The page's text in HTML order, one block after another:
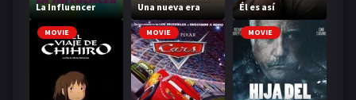
La Influencer
Una nueva era
Él es así
MOVIE MOVIE MOVIE